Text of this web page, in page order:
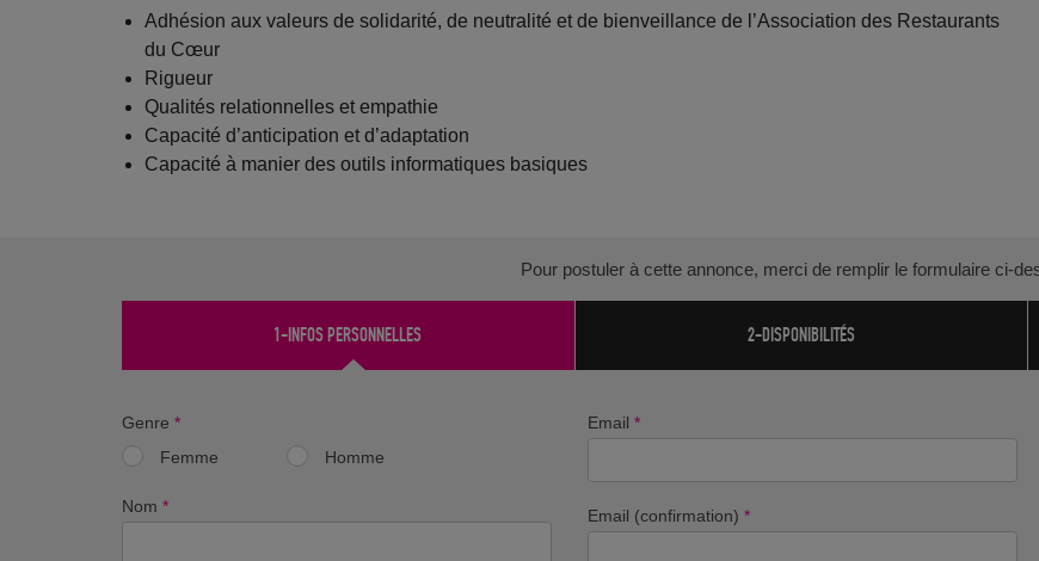
Adhésion aux valeurs de solidarité, de neutralité et de bienveillance de l’Association des Restaurants
du Cœur
Rigueur
Qualités relationnelles et empathie
Capacité d’anticipation et d’adaptation
Capacité à manier des outils informatiques basiques
Pour postuler à cette annonce, merci de remplir le formulaire ci-
1-INFOS PERSONNELLES 2-DISPONIBILITÉS
Genre *
Femme
Homme
Nom *
Email *
Email (confirmation) *